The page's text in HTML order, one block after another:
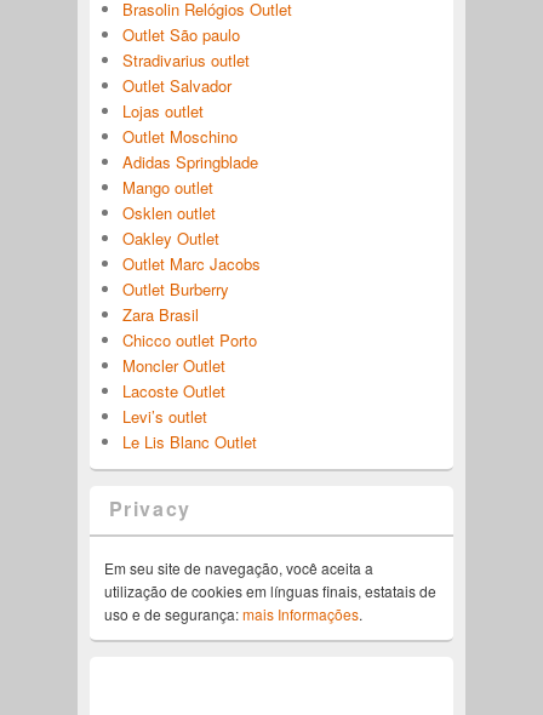
Brasolin Relógios Outlet
Outlet São paulo
Stradivarius outlet
Outlet Salvador
Lojas outlet
Outlet Moschino
Adidas Springblade
Mango outlet
Osklen outlet
Oakley Outlet
Outlet Marc Jacobs
Outlet Burberry
Zara Brasil
Chicco outlet Porto
Moncler Outlet
Lacoste Outlet
Levi’s outlet
Le Lis Blanc Outlet
Privacy
Em seu site de navegação, você aceita a
utilização de cookies em línguas finais, estatais de
uso e de segurança:mais Informações.